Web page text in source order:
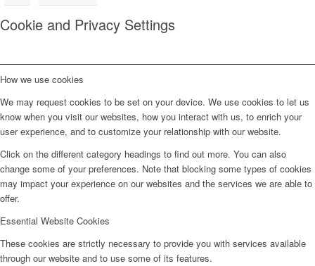
Cookie and Privacy Settings
How we use cookies
We may request cookies to be set on your device. We use cookies to let us
know when you visit our websites, how you interact with us, to enrich your
user experience, and to customize your relationship with our website.
Click on the different category headings to find out more. You can also
change some of your preferences. Note that blocking some types of cookies
may impact your experience on our websites and the services we are able to
offer.
Essential Website Cookies
These cookies are strictly necessary to provide you with services available
through our website and to use some of its features.